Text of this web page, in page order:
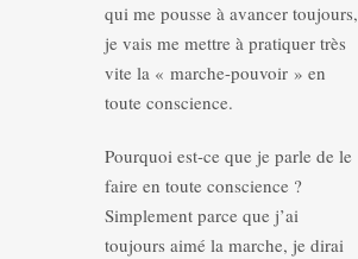
qui me pousse à avancer toujours,
je vais me mettre à pratiquer très
vite la « marche-pouvoir » en
toute conscience.
Pourquoi est-ce que je parle de le
faire en toute conscience ?
Simplement parce que j’ai
toujours aimé la marche, je dirai